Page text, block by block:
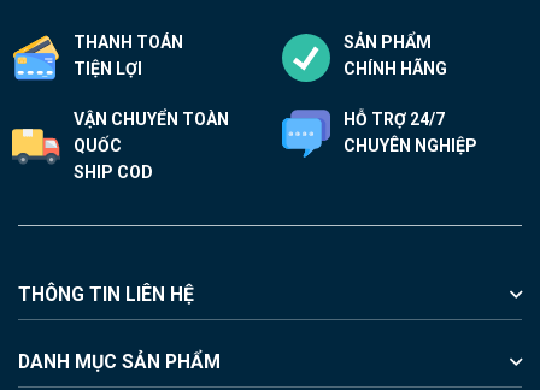
THANH TOÁN
TIỆN LỢI
SẢN PHẨM
CHÍNH HÃNG
VẬN CHUYỂN TOÀN
QUỐC
SHIP COD
HỖ TRỢ 24/7
CHUYÊN NGHIỆP
THÔNG TIN LIÊN HỆ
DANH MỤC SẢN PHẨM